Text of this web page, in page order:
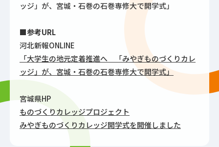
ッジ」が、宮城・石巻の石巻専修大で開学式」
■参考URL
河北新報ONLINE
「大学生の地元定着推進へ 「みやぎものづくりカレ
ッジ」が、宮城・石巻の石巻専修大で開学式」
宮城県HP
ものづくりカレッジプロジェクト
みやぎものづくりカレッジ開学式を開催しました